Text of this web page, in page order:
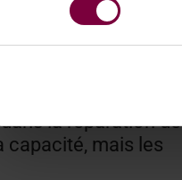
la réparation de
capacité, mais les